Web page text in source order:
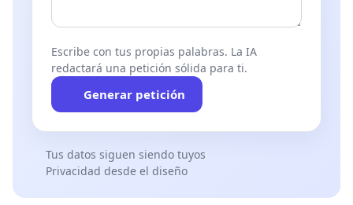
Escribe con tus propias palabras. La IA
redactará una petición sólida para ti.
Generar petición
Tus datos siguen siendo tuyos
Privacidad desde el diseño